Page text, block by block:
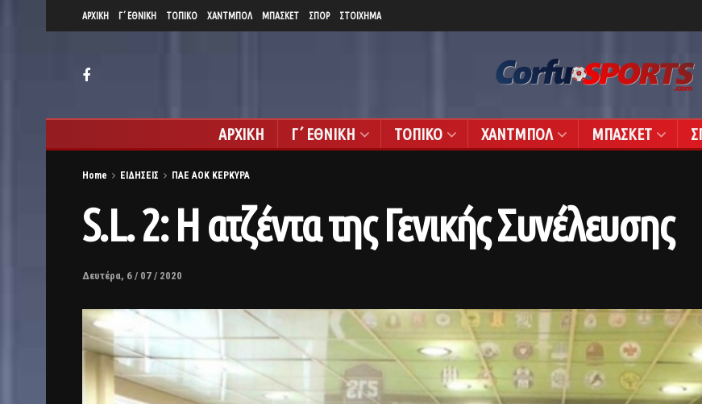
ΑΡΧΙΚΗ Γ΄ ΕΘΝΙΚΗ ΤΟΠΙΚΟ ΧΑΝΤΜΠΟΛ ΜΠΑΣΚΕΤ ΣΠΟΡ ΣΤΟΙΧΗΜΑ
ΑΡΧΙΚΗ Γ΄ ΕΘΝΙΚΗ ΤΟΠΙΚΟ ΧΑΝΤΜΠΟΛ ΜΠΑΣΚΕΤ
Home ΕΙΔΗΣΕΙΣ ΠΑΕ ΑΟΚ ΚΕΡΚΥΡΑ
S.L. 2: Η ατζέντα της Γενικής Συνέλευσης
Δευτέρα, 6 / 07 / 2020